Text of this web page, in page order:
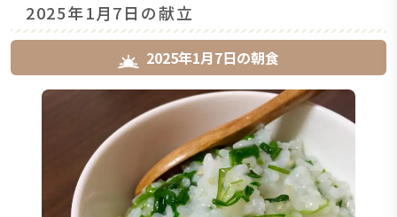
2025年1月7日の献立
2025年1月7日の朝食